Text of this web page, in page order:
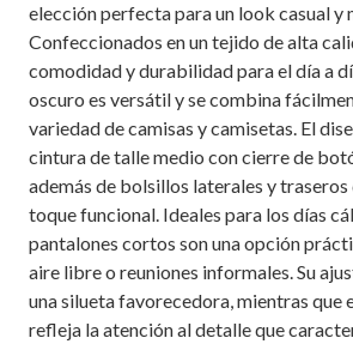
elección perfecta para un look casual y
Confeccionados en un tejido de alta
comodidad y durabilidad para el día a
oscuro es versátil y se combina
variedad de camisas y camisetas. El
cintura de talle medio con cierre de
además de bolsillos laterales y traseros
toque funcional. Ideales para los días
pantalones cortos son una opción
aire libre o reuniones informales. Su
una silueta favorecedora, mientras que
refleja la atención al detalle que